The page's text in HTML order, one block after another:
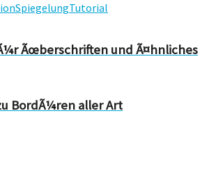
SpiegelungTutorial
Ãœberschriften und Ã¤hnliches
BordÃ¼ren aller Art